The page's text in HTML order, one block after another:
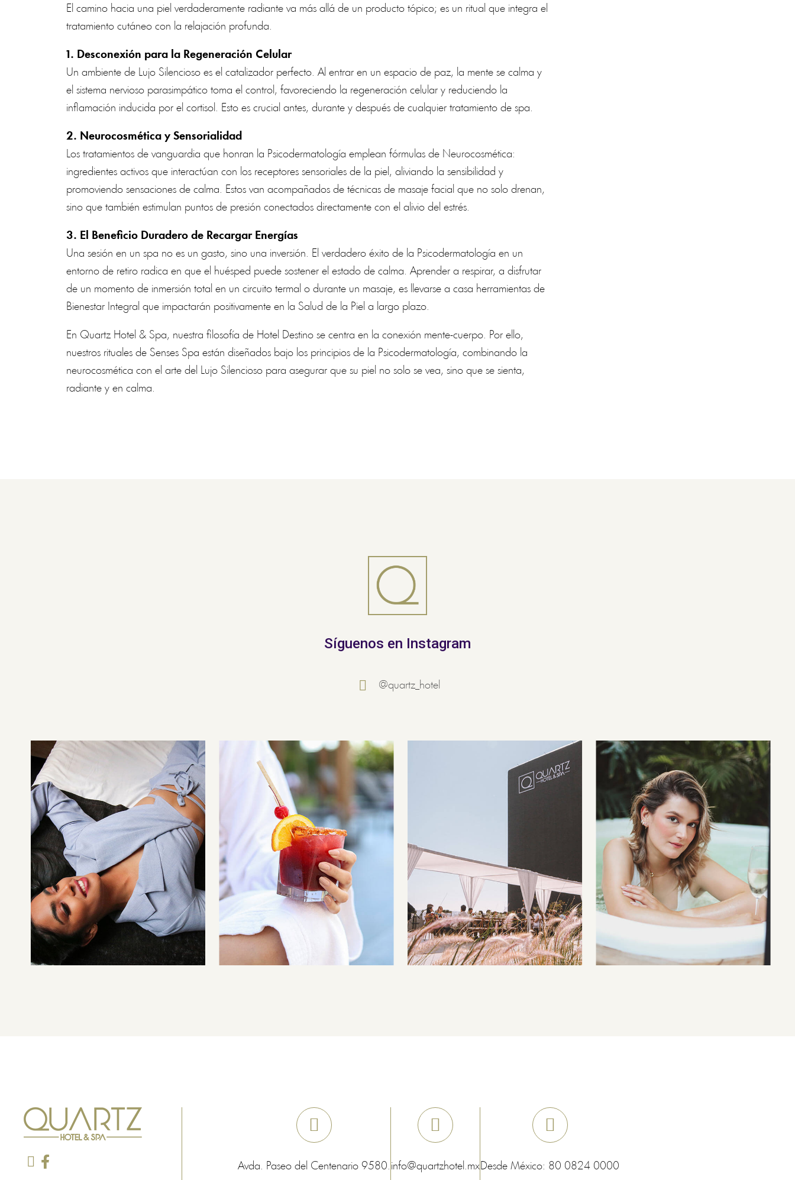
El camino hacia una piel verdaderamente radiante va más allá de un producto tópico; es un ritual que integra el
tratamiento cutáneo con la relajación profunda.
1. Desconexión para la Regeneración Celular
Un ambiente de Lujo Silencioso es el catalizador perfecto. Al entrar en un espacio de paz, la mente se calma y
el sistema nervioso parasimpático toma el control, favoreciendo la regeneración celular y reduciendo la
inflamación inducida por el cortisol. Esto es crucial antes, durante y después de cualquier tratamiento de spa.
2. Neurocosmética y Sensorialidad
Los tratamientos de vanguardia que honran la Psicodermatología emplean fórmulas de Neurocosmética:
ingredientes activos que interactúan con los receptores sensoriales de la piel, aliviando la sensibilidad y
promoviendo sensaciones de calma. Estos van acompañados de técnicas de masaje facial que no solo drenan,
sino que también estimulan puntos de presión conectados directamente con el alivio del estrés.
3. El Beneficio Duradero de Recargar Energías
Una sesión en un spa no es un gasto, sino una inversión. El verdadero éxito de la Psicodermatología en un
entorno de retiro radica en que el huésped puede sostener el estado de calma. Aprender a respirar, a disfrutar
de un momento de inmersión total en un circuito termal o durante un masaje, es llevarse a casa herramientas de
Bienestar Integral que impactarán positivamente en la Salud de la Piel a largo plazo.
En Quartz Hotel & Spa, nuestra filosofía de Hotel Destino se centra en la conexión mente-cuerpo. Por ello,
nuestros rituales de Senses Spa están diseñados bajo los principios de la Psicodermatología, combinando la
neurocosmética con el arte del Lujo Silencioso para asegurar que su piel no solo se vea, sino que se sienta,
radiante y en calma.
Síguenos en Instagram
@quartz_hotel
Avda. Paseo del Centenario 9580. info@quartzhotel.mxDesde México: 80 0824 0000